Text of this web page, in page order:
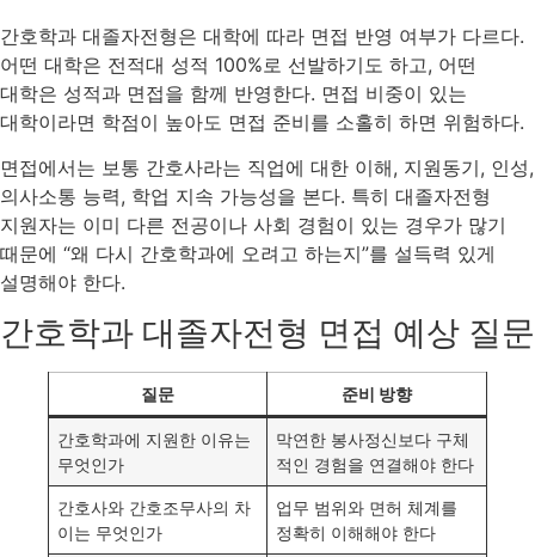
간호학과 대졸자전형은 대학에 따라 면접 반영 여부가 다르다.
어떤 대학은 전적대 성적 100%로 선발하기도 하고, 어떤
대학은 성적과 면접을 함께 반영한다. 면접 비중이 있는
대학이라면 학점이 높아도 면접 준비를 소홀히 하면 위험하다.
면접에서는 보통 간호사라는 직업에 대한 이해, 지원동기, 인성,
의사소통 능력, 학업 지속 가능성을 본다. 특히 대졸자전형
지원자는 이미 다른 전공이나 사회 경험이 있는 경우가 많기
때문에 “왜 다시 간호학과에 오려고 하는지”를 설득력 있게
설명해야 한다.
간호학과 대졸자전형 면접 예상 질문
질문 준비 방향
간호학과에 지원한 이유는
무엇인가
막연한 봉사정신보다 구체
적인 경험을 연결해야 한다
간호사와 간호조무사의 차
이는 무엇인가
업무 범위와 면허 체계를
정확히 이해해야 한다